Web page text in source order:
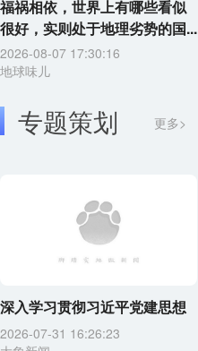
福祸相依，世界上有哪些看似
很好，实则处于地理劣势的国...
2026-08-07 17:30:16
地球味儿
专题策划 更多>
深入学习贯彻习近平党建思想
2026-07-31 16:26:23